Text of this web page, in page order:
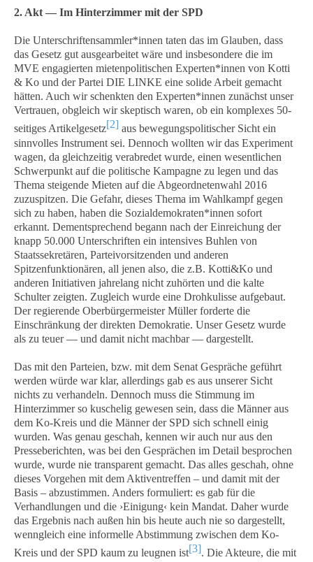
2. Akt — Im Hinterzimmer mit der SPD
Die Unterschriftensammler*innen taten das im Glauben, dass
das Gesetz gut ausgearbeitet wäre und insbesondere die im
MVE engagierten mietenpolitischen Experten*innen von Kotti
& Ko und der Partei DIE LINKE eine solide Arbeit gemacht
hätten. Auch wir schenkten den Experten*innen zunächst unser
Vertrauen, obgleich wir skeptisch waren, ob ein komplexes 50-
seitiges Artikelgesetz[2] aus bewegungspolitischer Sicht ein
sinnvolles Instrument sei. Dennoch wollten wir das Experiment
wagen, da gleichzeitig verabredet wurde, einen wesentlichen
Schwerpunkt auf die politische Kampagne zu legen und das
Thema steigende Mieten auf die Abgeordnetenwahl 2016
zuzuspitzen. Die Gefahr, dieses Thema im Wahlkampf gegen
sich zu haben, haben die Sozialdemokraten*innen sofort
erkannt. Dementsprechend begann nach der Einreichung der
knapp 50.000 Unterschriften ein intensives Buhlen von
Staatssekretären, Parteivorsitzenden und anderen
Spitzenfunktionären, all jenen also, die z.B. Kotti&Ko und
anderen Initiativen jahrelang nicht zuhörten und die kalte
Schulter zeigten. Zugleich wurde eine Drohkulisse aufgebaut.
Der regierende Oberbürgermeister Müller forderte die
Einschränkung der direkten Demokratie. Unser Gesetz wurde
als zu teuer — und damit nicht machbar — dargestellt.
Das mit den Parteien, bzw. mit dem Senat Gespräche geführt
werden würde war klar, allerdings gab es aus unserer Sicht
nichts zu verhandeln. Dennoch muss die Stimmung im
Hinterzimmer so kuschelig gewesen sein, dass die Männer aus
dem Ko-Kreis und die Männer der SPD sich schnell einig
wurden. Was genau geschah, kennen wir auch nur aus den
Presseberichten, was bei den Gesprächen im Detail besprochen
wurde, wurde nie transparent gemacht. Das alles geschah, ohne
dieses Vorgehen mit dem Aktiventreffen – und damit mit der
Basis – abzustimmen. Anders formuliert: es gab für die
Verhandlungen und die ›Einigung‹ kein Mandat. Daher wurde
das Ergebnis nach außen hin bis heute auch nie so dargestellt,
wenngleich eine informelle Abstimmung zwischen dem Ko-
Kreis und der SPD kaum zu leugnen ist[3]. Die Akteure, die mit